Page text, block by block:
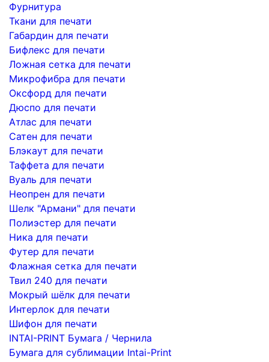
Фурнитура
Ткани для печати
Габардин для печати
Бифлекс для печати
Ложная сетка для печати
Микрофибра для печати
Оксфорд для печати
Дюспо для печати
Атлас для печати
Сатен для печати
Блэкаут для печати
Таффета для печати
Вуаль для печати
Неопрен для печати
Шелк "Армани" для печати
Полиэстер для печати
Ника для печати
Футер для печати
Флажная сетка для печати
Твил 240 для печати
Мокрый шёлк для печати
Интерлок для печати
Шифон для печати
INTAI-PRINT Бумага / Чернила
Бумага для сублимации Intai-Print